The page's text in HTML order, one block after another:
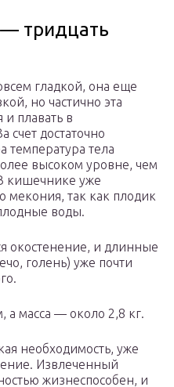
тридцать
гладкой, она еще
но частично эта
и плавать в
счет достаточно
температура тела
высоком уровне, чем
кишечнике уже
мекония, так как плодик
воды.
окостенение, и длинные
голень) уже почти
а масса — около 2,8 кг.
необходимость, уже
Извлеченный
жизнеспособен, и